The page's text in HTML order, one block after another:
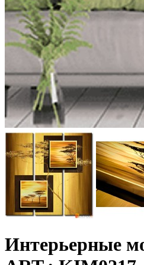
Интерьерные